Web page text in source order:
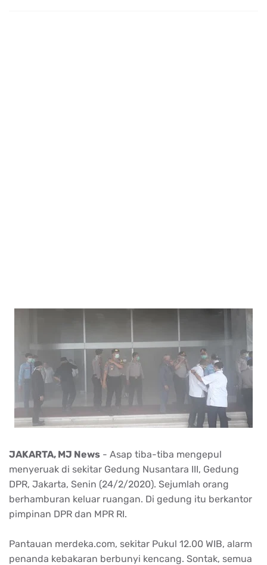
JAKARTA, MJ News - Asap tiba-tiba mengepul
menyeruak di sekitar Gedung Nusantara III, Gedung
DPR, Jakarta, Senin (24/2/2020). Sejumlah orang
berhamburan keluar ruangan. Di gedung itu berkantor
pimpinan DPR dan MPR RI.
Pantauan merdeka.com, sekitar Pukul 12.00 WIB, alarm
penanda kebakaran berbunyi kencang. Sontak, semua